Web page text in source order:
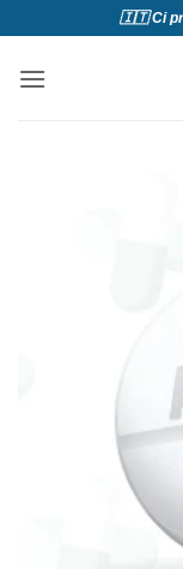
contenuti
🇮🇹 Ci